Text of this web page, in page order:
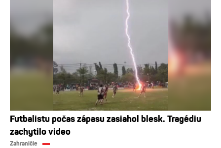
Futbalistu počas zápasu zasiahol blesk. Tragédiu
zachytilo video
Zahraničie